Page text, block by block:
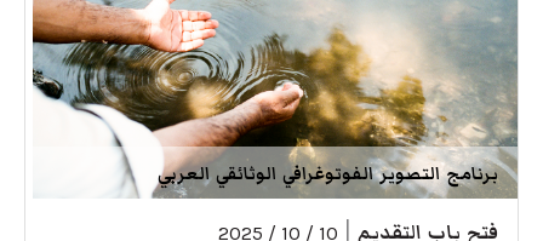
برنامج التصوير الفوتوغرافي الوثائقي العربي
فتح باب التقديم 10 / 10 / 2025